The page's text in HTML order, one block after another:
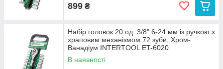
899 ₴
Набір головок 20 од. 3/8" 6-24 мм із ручкою з
храповим механізмом 72 зуби, Хром-
Ванадіум INTERTOOL ET-6020
В наявності